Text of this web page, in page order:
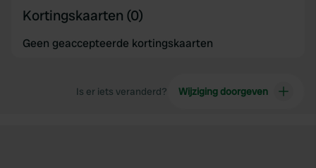
Kortingskaarten (0)
Geen geaccepteerde kortingskaarten
Is er iets veranderd? Wijziging doorgeven